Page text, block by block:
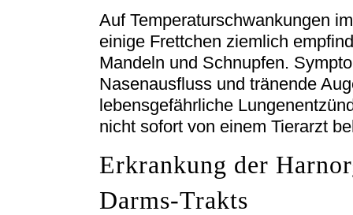
Auf Temperaturschwankungen
einige Frettchen ziemlich
Mandeln und Schnupfen.
Nasenausfluss und tränende
lebensgefährliche
nicht sofort von einem Tierarzt
Erkrankung der
Darms-Trakts